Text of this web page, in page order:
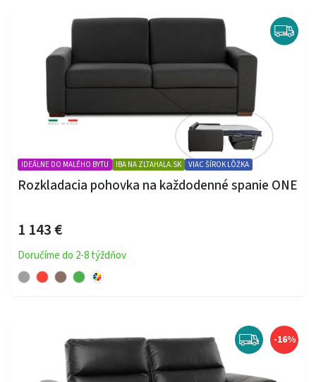
IDEÁLNE DO MALÉHO BYTU IBA NA ZLTAHALA.SK VIAC ŠÍROK LÔŽKA
Rozkladacia pohovka na každodenné spanie ONE
1 143 €
Doručíme do 2-8 týždňov
-16%